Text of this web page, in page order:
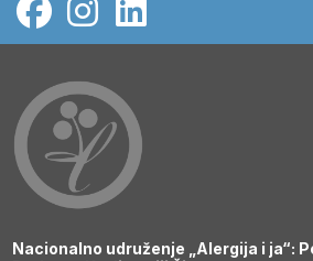
Nacionalno udruženje „Alergija i ja“: